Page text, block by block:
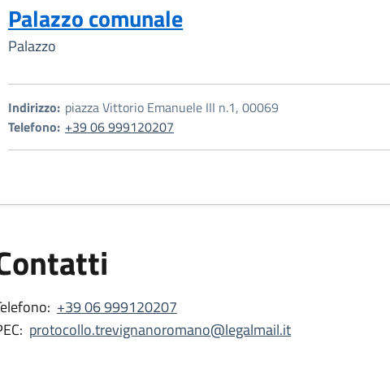
Palazzo comunale
Palazzo
Indirizzo: piazza Vittorio Emanuele III n.1, 00069
Telefono: +39 06 999120207
+39 06 999120207
protocollo.trevignanoromano@legalmail.it